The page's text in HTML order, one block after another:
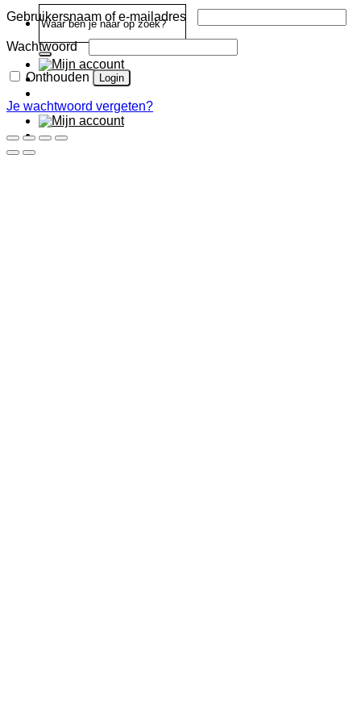
Zoeken
naar:
Gebruikersnaam of e-mailadres
Wachtwoord Vereist
Onthouden Login
Je wachtwoord vergeten?